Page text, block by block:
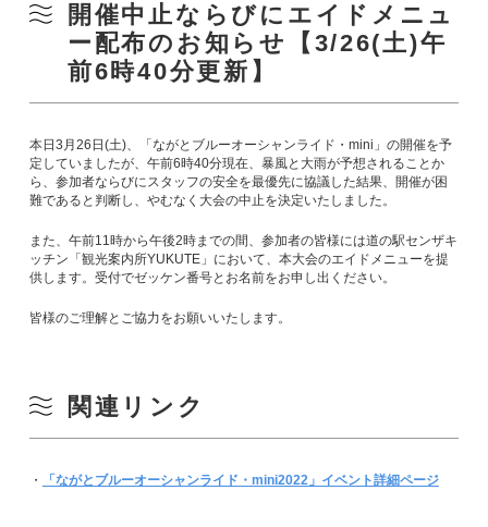
開催中止ならびにエイドメニュ
ー配布のお知らせ【3/26(土)午
前6時40分更新】
本日3月26日(土)、「ながとブルーオーシャンライド・mini」の開催を予
定していましたが、午前6時40分現在、暴風と大雨が予想されることか
ら、参加者ならびにスタッフの安全を最優先に協議した結果、開催が困
難であると判断し、やむなく大会の中止を決定いたしました。
また、午前11時から午後2時までの間、参加者の皆様には道の駅センザキ
ッチン「観光案内所YUKUTE」において、本大会のエイドメニューを提
供します。受付でゼッケン番号とお名前をお申し出ください。
皆様のご理解とご協力をお願いいたします。
関連リンク
・ 「ながとブルーオーシャンライド・mini2022」イベント詳細ページ